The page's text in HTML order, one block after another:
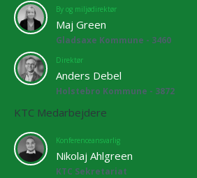
By og miljødirektør
Maj Green
Gladsaxe Kommune - 3460
Direktør
Anders Debel
Holstebro Kommune - 3872
KTC Medarbejdere
Konferenceansvarlig
Nikolaj Ahlgreen
KTC Sekretariat